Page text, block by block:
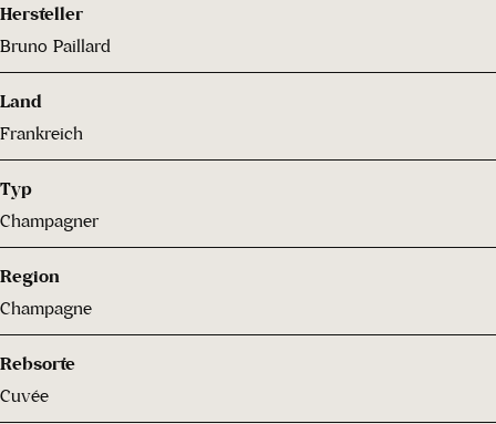
Hersteller
Bruno Paillard
Land
Frankreich
Typ
Champagner
Region
Champagne
Rebsorte
Cuvée